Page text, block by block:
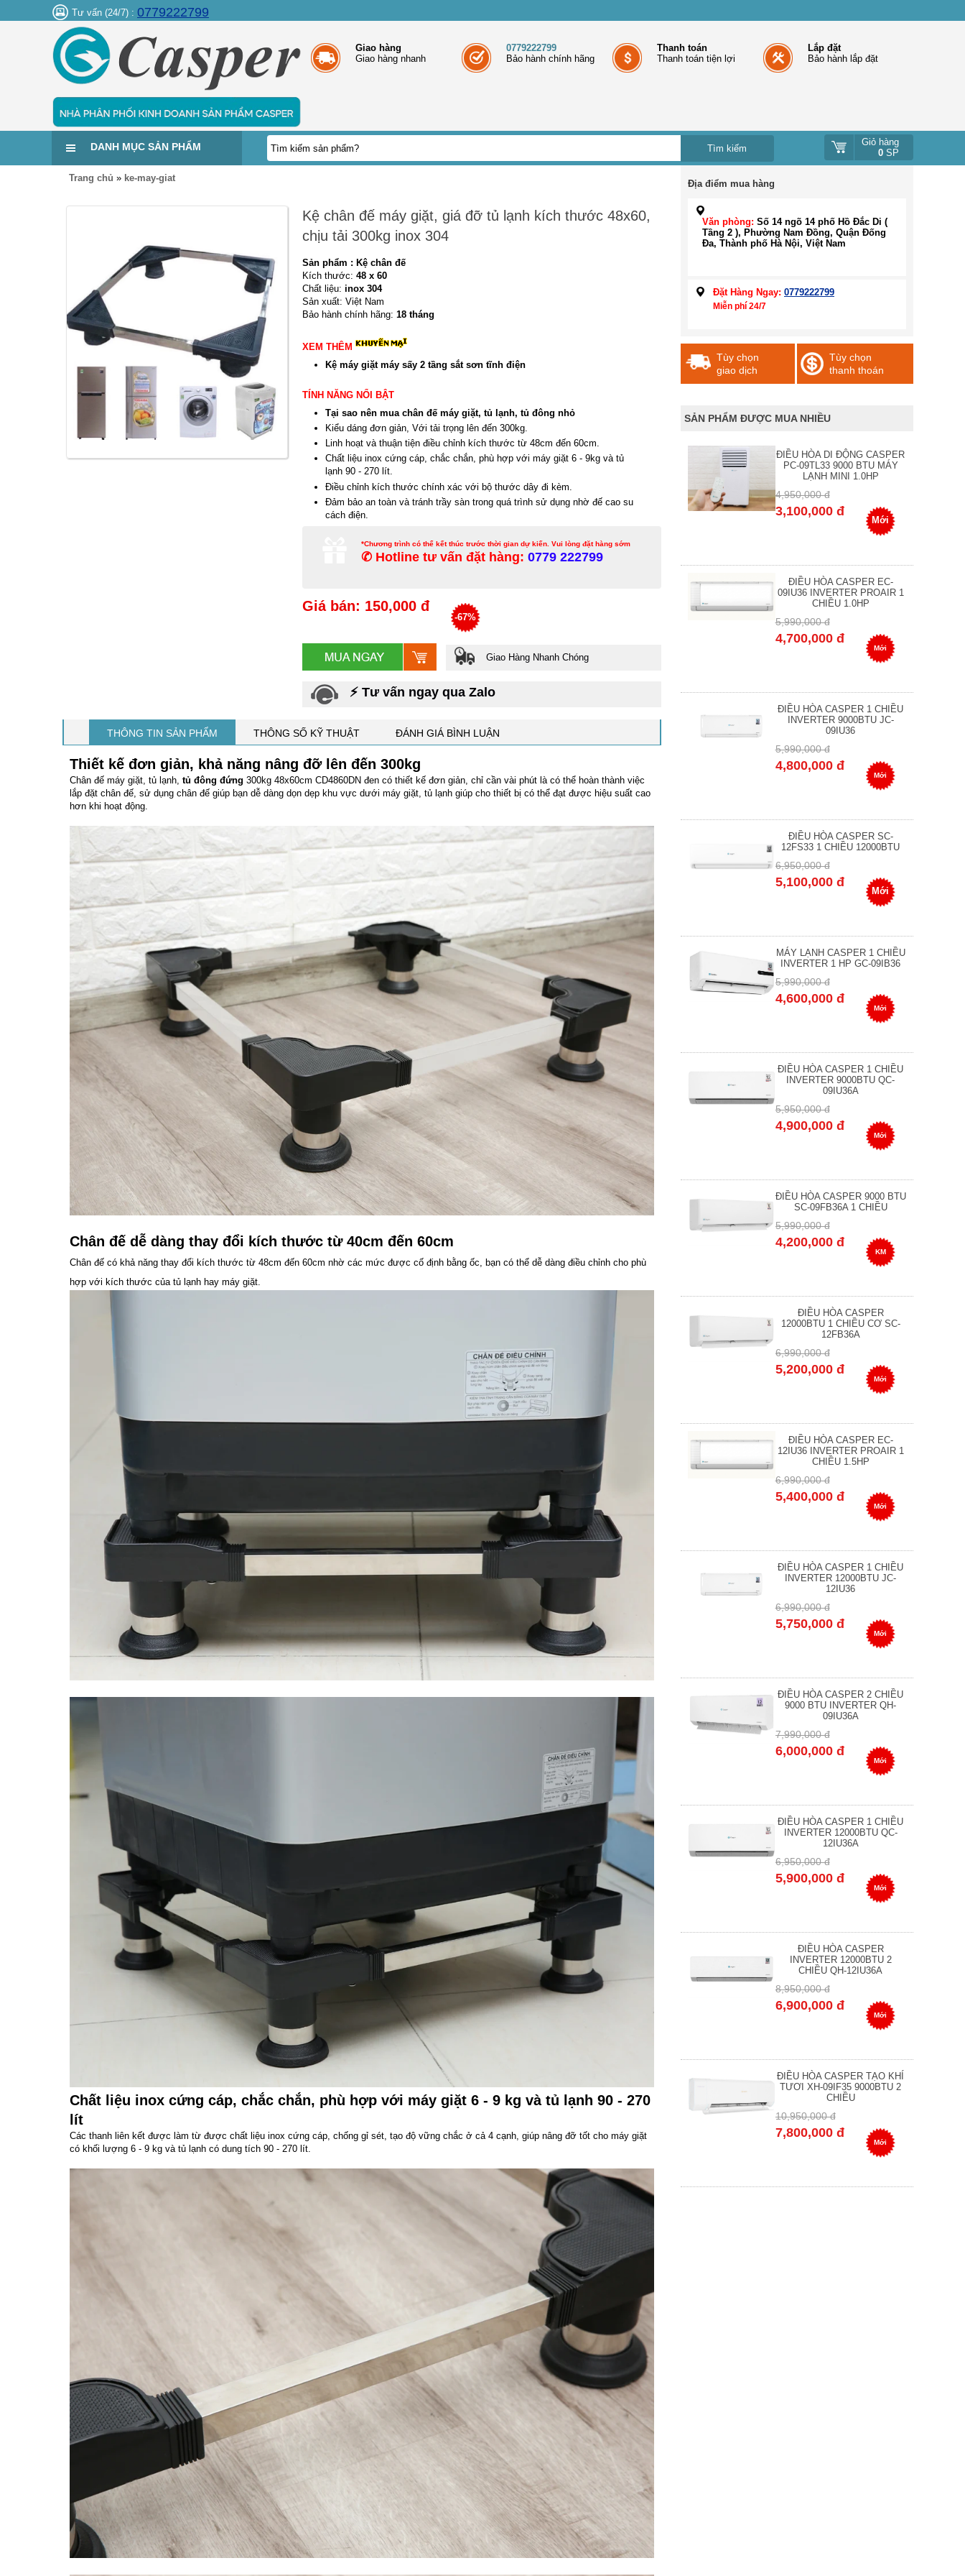
Tư vấn (24/7) : 0779222799
Giao hàng
Giao hàng nhanh
0779222799
Bảo hành chính hãng
Thanh toán
Thanh toán tiện lợi
Lắp đặt
Bảo hành lắp đặt
Giỏ hàng
0 SP
DANH MỤC SẢN PHẨM
Trang chủ » ke-may-giat
Kệ chân đế máy giặt, giá đỡ tủ lạnh kích thước 48x60,
chịu tải 300kg inox 304
Sản phẩm : Kệ chân đế
Kích thước: 48 x 60
Chất liệu: inox 304
Sản xuất: Việt Nam
Bảo hành chính hãng: 18 tháng
XEM THÊM
Kệ máy giặt máy sấy 2 tầng sắt sơn tĩnh điện
TÍNH NĂNG NỔI BẬT
Tại sao nên mua chân đế máy giặt, tủ lạnh, tủ đông nhỏ
Kiểu dáng đơn giản, Với tải trọng lên đến 300kg.
Linh hoạt và thuận tiện điều chỉnh kích thước từ 48cm đến 60cm.
Chất liệu inox cứng cáp, chắc chắn, phù hợp với máy giặt 6 - 9kg và tủ
lạnh 90 - 270 lít.
Điều chỉnh kích thước chính xác với bộ thước dây đi kèm.
Đảm bảo an toàn và tránh trầy sàn trong quá trình sử dụng nhờ đế cao su
cách điện.
*Chương trình có thể kết thúc trước thời gian dự kiến. Vui lòng đặt hàng sớm
✆ Hotline tư vấn đặt hàng: 0779 222799
Giá bán: 150,000 đ
-67%
Giao Hàng Nhanh Chóng
⚡ Tư vấn ngay qua Zalo
THÔNG TIN SẢN PHẨM THÔNG SỐ KỸ THUẬT ĐÁNH GIÁ BÌNH LUẬN
Thiết kế đơn giản, khả năng nâng đỡ lên đến 300kg
Chân đế máy giặt, tủ lạnh, tủ đông đứng 300kg 48x60cm CD4860DN đen có thiết kế đơn giản, chỉ cần vài phút là có thể hoàn thành việc
lắp đặt chân đế, sử dụng chân đế giúp bạn dễ dàng dọn dẹp khu vực dưới máy giặt, tủ lạnh giúp cho thiết bị có thể đạt được hiệu suất cao
hơn khi hoạt động.
Chân đế dễ dàng thay đổi kích thước từ 40cm đến 60cm
Chân đế có khả năng thay đổi kích thước từ 48cm đến 60cm nhờ các mức được cố định bằng ốc, bạn có thể dễ dàng điều chỉnh cho phù
hợp với kích thước của tủ lạnh hay máy giặt.
Chất liệu inox cứng cáp, chắc chắn, phù hợp với máy giặt 6 - 9 kg và tủ lạnh 90 - 270
lít
Các thanh liên kết được làm từ được chất liệu inox cứng cáp, chống gỉ sét, tạo độ vững chắc ở cả 4 cạnh, giúp nâng đỡ tốt cho máy giặt
có khối lượng 6 - 9 kg và tủ lạnh có dung tích 90 - 270 lít.
Địa điểm mua hàng
Văn phòng: Số 14 ngõ 14 phố Hồ Đắc Di (
Tầng 2 ), Phường Nam Đồng, Quận Đống
Đa, Thành phố Hà Nội, Việt Nam
Đặt Hàng Ngay: 0779222799
Miễn phí 24/7
Tùy chọn
giao dịch
Tùy chọn
thanh thoán
SẢN PHẨM ĐƯỢC MUA NHIỀU
ĐIỀU HÒA DI ĐỘNG CASPER
PC-09TL33 9000 BTU MÁY
LẠNH MINI 1.0HP
4,950,000 đ
3,100,000 đ
Mới
ĐIỀU HÒA CASPER EC-
09IU36 INVERTER PROAIR 1
CHIỀU 1.0HP
5,990,000 đ
4,700,000 đ
Mới
ĐIỀU HÒA CASPER 1 CHIỀU
INVERTER 9000BTU JC-
09IU36
5,990,000 đ
4,800,000 đ
Mới
ĐIỀU HÒA CASPER SC-
12FS33 1 CHIỀU 12000BTU
6,950,000 đ
5,100,000 đ
Mới
MÁY LẠNH CASPER 1 CHIỀU
INVERTER 1 HP GC-09IB36
5,990,000 đ
4,600,000 đ
Mới
ĐIỀU HÒA CASPER 1 CHIỀU
INVERTER 9000BTU QC-
09IU36A
5,950,000 đ
4,900,000 đ
Mới
ĐIỀU HÒA CASPER 9000 BTU
SC-09FB36A 1 CHIỀU
5,990,000 đ
4,200,000 đ
KM
ĐIỀU HÒA CASPER
12000BTU 1 CHIỀU CƠ SC-
12FB36A
6,990,000 đ
5,200,000 đ
Mới
ĐIỀU HÒA CASPER EC-
12IU36 INVERTER PROAIR 1
CHIỀU 1.5HP
6,990,000 đ
5,400,000 đ
Mới
ĐIỀU HÒA CASPER 1 CHIỀU
INVERTER 12000BTU JC-
12IU36
6,990,000 đ
5,750,000 đ
Mới
ĐIỀU HÒA CASPER 2 CHIỀU
9000 BTU INVERTER QH-
09IU36A
7,990,000 đ
6,000,000 đ
Mới
ĐIỀU HÒA CASPER 1 CHIỀU
INVERTER 12000BTU QC-
12IU36A
6,950,000 đ
5,900,000 đ
Mới
ĐIỀU HÒA CASPER
INVERTER 12000BTU 2
CHIỀU QH-12IU36A
8,950,000 đ
6,900,000 đ
Mới
ĐIỀU HÒA CASPER TẠO KHÍ
TƯƠI XH-09IF35 9000BTU 2
CHIỀU
10,950,000 đ
7,800,000 đ
Mới